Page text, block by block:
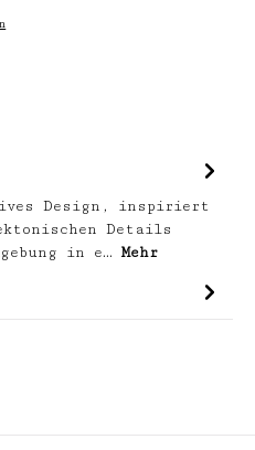
Design, inspiriert
Details
in e… Mehr